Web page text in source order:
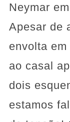
Neymar
Apesar de
envolta
ao casal
dois
estamos